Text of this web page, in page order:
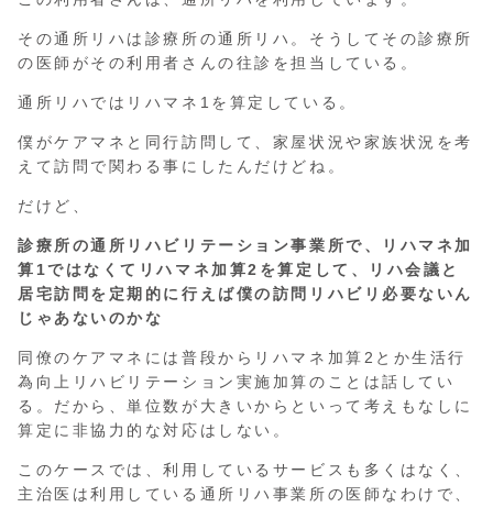
その通所リハは診療所の通所リハ。そうしてその診療所
の医師がその利用者さんの往診を担当している。
通所リハではリハマネ1を算定している。
僕がケアマネと同行訪問して、家屋状況や家族状況を考
えて訪問で関わる事にしたんだけどね。
だけど、
診療所の通所リハビリテーション事業所で、リハマネ加
算1ではなくてリハマネ加算2を算定して、リハ会議と
居宅訪問を定期的に行えば僕の訪問リハビリ必要ないん
じゃあないのかな
同僚のケアマネには普段からリハマネ加算2とか生活行
為向上リハビリテーション実施加算のことは話してい
る。だから、単位数が大きいからといって考えもなしに
算定に非協力的な対応はしない。
このケースでは、利用しているサービスも多くはなく、
主治医は利用している通所リハ事業所の医師なわけで、